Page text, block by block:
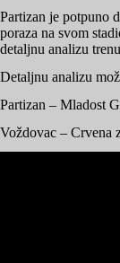
Partizan je potpuno
poraza na svom
detaljnu analizu
Detaljnu analizu
Partizan – Mladost
Voždovac – Crvena